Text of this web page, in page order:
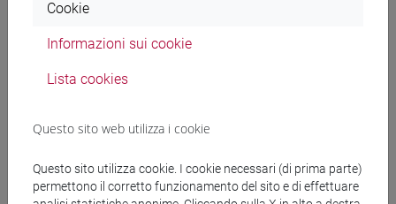
Docenti
Materiali didattici
Cookie
Informazioni sui cookie
Lista cookies
Questo sito web utilizza i cookie
Questo sito utilizza cookie. I cookie necessari (di prima parte)
permettono il corretto funzionamento del sito e di effettuare